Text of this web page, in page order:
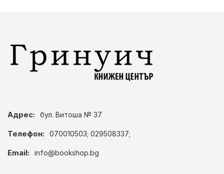
Адрес: бул. Витоша № 37
Телефон: 070010503; 029508337;
Email: info@bookshop.bg